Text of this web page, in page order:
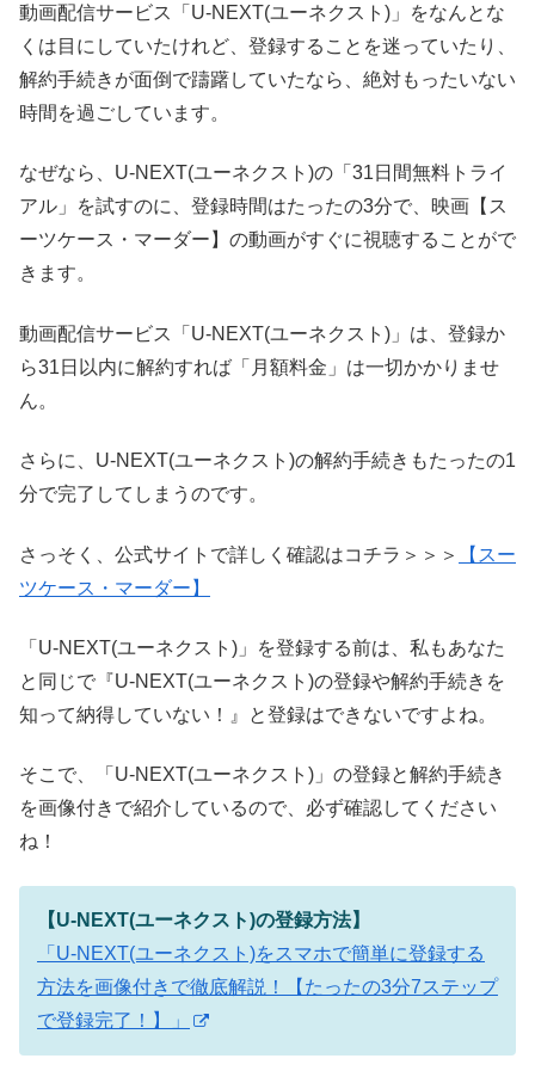
動画配信サービス「U-NEXT(ユーネクスト)」をなんとな
くは目にしていたけれど、登録することを迷っていたり、
解約手続きが面倒で躊躇していたなら、絶対もったいない
時間を過ごしています。
なぜなら、U-NEXT(ユーネクスト)の「31日間無料トライ
アル」を試すのに、登録時間はたったの3分で、映画【ス
ーツケース・マーダー】の動画がすぐに視聴することがで
きます。
動画配信サービス「U-NEXT(ユーネクスト)」は、登録か
ら31日以内に解約すれば「月額料金」は一切かかりませ
ん。
さらに、U-NEXT(ユーネクスト)の解約手続きもたったの1
分で完了してしまうのです。
さっそく、公式サイトで詳しく確認はコチラ＞＞＞
【スー
ツケース・マーダー】
「U-NEXT(ユーネクスト)」を登録する前は、私もあなた
と同じで『U-NEXT(ユーネクスト)の登録や解約手続きを
知って納得していない！』と登録はできないですよね。
そこで、「U-NEXT(ユーネクスト)」の登録と解約手続き
を画像付きで紹介しているので、必ず確認してください
ね！
【U-NEXT(ユーネクスト)の登録方法】
「U-NEXT(ユーネクスト)をスマホで簡単に登録する
方法を画像付きで徹底解説！【たったの3分7ステップ
で登録完了！】」